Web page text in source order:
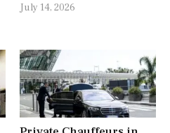
July 14, 2026